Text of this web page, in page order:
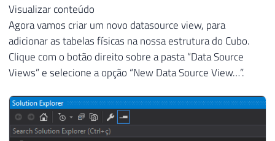
Visualizar conteúdo
Agora vamos criar um novo datasource view, para
adicionar as tabelas físicas na nossa estrutura do Cubo.
Clique com o botão direito sobre a pasta “Data Source
Views” e selecione a opção “New Data Source View…”.